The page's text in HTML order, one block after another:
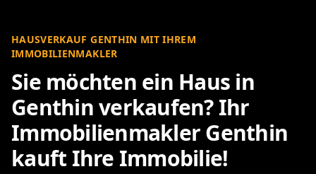
HAUSVERKAUF GENTHIN MIT IHREM
IMMOBILIENMAKLER
Sie möchten ein Haus in
Genthin verkaufen? Ihr
Immobilienmakler Genthin
kauft Ihre Immobilie!